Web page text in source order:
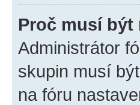
Proč musí být
Administrátor
skupin musí
na fóru